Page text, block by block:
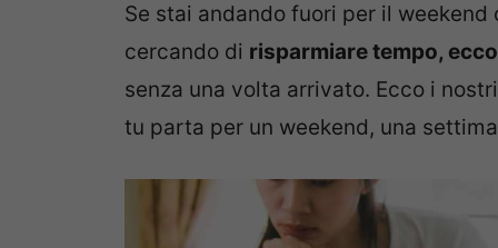
Se stai andando fuori per il
cercando di risparmiare tempo,
senza una volta arrivato. Ecco i
tu parta per un weekend, una